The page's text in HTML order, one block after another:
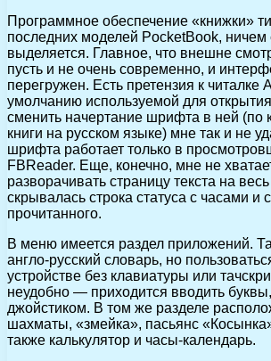
Программное обеспечение «книжки»
последних моделей PocketBook,
выделяется. Главное, что внешне
пусть и не очень современно, и
перегружен. Есть претензия к читалке
умолчанию используемой для
сменить начертание шрифта в ней (по
книги на русском языке) мне так и не
шрифта работает только в
FBReader. Еще, конечно, мне не
разворачивать страницу текста на
скрывалась строка статуса с часами и
прочитанного.
В меню имеется раздел приложений.
англо-русский словарь, но
устройстве без клавиатуры или
неудобно — приходится вводить
джойстиком. В том же разделе
шахматы, «змейка», пасьянс
также калькулятор и часы-календарь.